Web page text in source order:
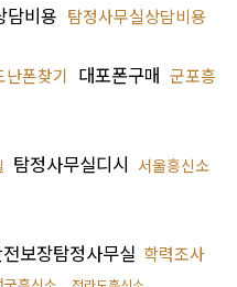
담비용 탐정사무실상담비용
난폰찾기 대포폰구매 군포흥
탐정사무실디시 서울흥신소
보장탐정사무실 학력조사